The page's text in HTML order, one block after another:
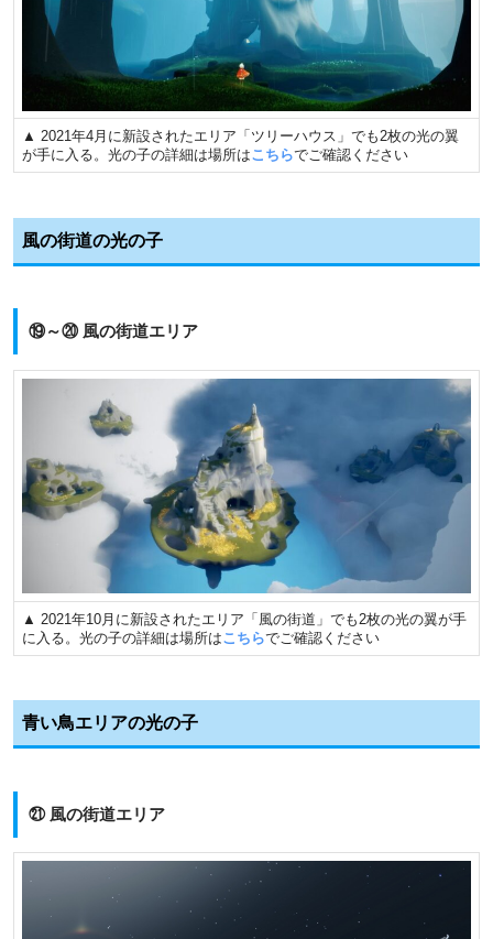
▲ 2021年4月に新設されたエリア「ツリーハウス」でも2枚の光の翼
が手に入る。光の子の詳細は場所はこちらでご確認ください
風の街道の光の子
⑲～⑳ 風の街道エリア
▲ 2021年10月に新設されたエリア「風の街道」でも2枚の光の翼が手
に入る。光の子の詳細は場所はこちらでご確認ください
青い鳥エリアの光の子
㉑ 風の街道エリア